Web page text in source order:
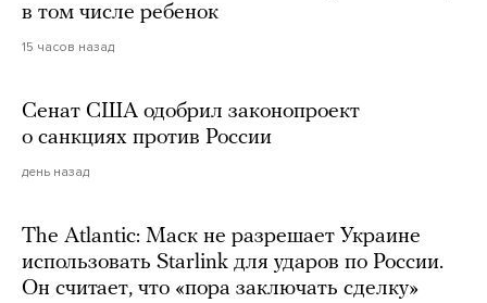
в том числе ребенок
15 часов назад
Сенат США одобрил законопроект
о санкциях против России
день назад
The Atlantic: Маск не разрешает Украине
использовать Starlink для ударов по России.
Он считает, что «пора заключать сделку»